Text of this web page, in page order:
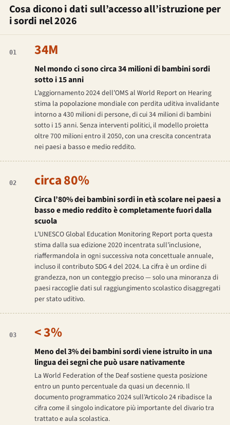
Cosa dicono i dati sull’accesso all’istruzione per
i sordi nel 2026
01 34M
Nel mondo ci sono circa 34 milioni di bambini sordi
sotto i 15 anni
L’aggiornamento 2024 dell’OMS al World Report on Hearing
stima la popolazione mondiale con perdita uditiva invalidante
intorno a 430 milioni di persone, di cui 34 milioni di bambini
sotto i 15 anni. Senza interventi politici, il modello proietta
oltre 700 milioni entro il 2050, con una crescita concentrata
nei paesi a basso e medio reddito.
02 circa 80%
Circa l’80% dei bambini sordi in età scolare nei paesi a
basso e medio reddito è completamente fuori dalla
scuola
L’UNESCO Global Education Monitoring Report porta questa
stima dalla sua edizione 2020 incentrata sull’inclusione,
riaffermandola in ogni successiva nota concettuale annuale,
incluso il contributo SDG 4 del 2024. La cifra è un ordine di
grandezza, non un conteggio preciso — solo una minoranza di
paesi raccoglie dati sul raggiungimento scolastico disaggregati
per stato uditivo.
03 < 3%
Meno del 3% dei bambini sordi viene istruito in una
lingua dei segni che può usare nativamente
La World Federation of the Deaf sostiene questa posizione
entro un punto percentuale da quasi un decennio. Il
documento programmatico 2024 sull’Articolo 24 ribadisce la
cifra come il singolo indicatore più importante del divario tra
trattato e aula scolastica.